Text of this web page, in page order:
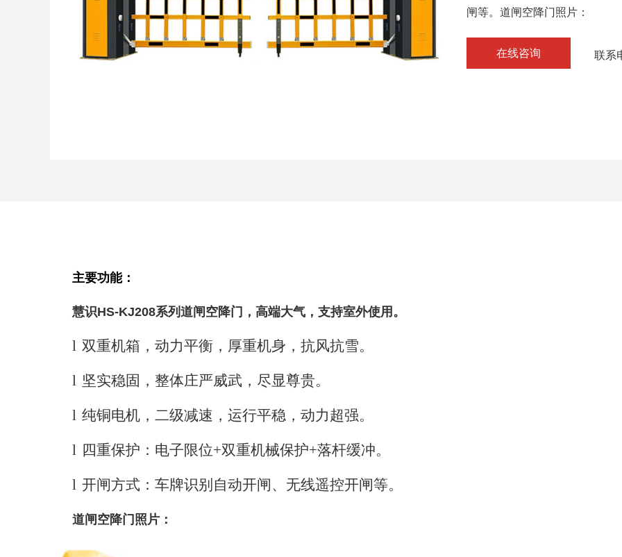
闸等。道闸空降门照片：
在线咨询 联系
主要功能：
慧识HS-KJ208系列道闸空降门，高端大气，支持室外使用。
l 双重机箱，动力平衡，厚重机身，抗风抗雪。
l 坚实稳固，整体庄严威武，尽显尊贵。
l 纯铜电机，二级减速，运行平稳，动力超强。
l 四重保护：电子限位+双重机械保护+落杆缓冲。
l 开闸方式：车牌识别自动开闸、无线遥控开闸等。
道闸空降门照片：